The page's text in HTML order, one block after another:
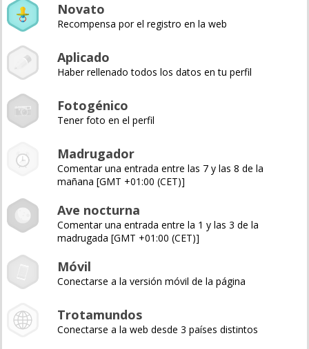
Novato
Recompensa por el registro en la web
Aplicado
Haber rellenado todos los datos en tu perfil
Fotogénico
Tener foto en el perfil
Madrugador
Comentar una entrada entre las 7 y las 8 de la
mañana [GMT +01:00 (CET)]
Ave nocturna
Comentar una entrada entre la 1 y las 3 de la
madrugada [GMT +01:00 (CET)]
Móvil
Conectarse a la versión móvil de la página
Trotamundos
Conectarse a la web desde 3 países distintos